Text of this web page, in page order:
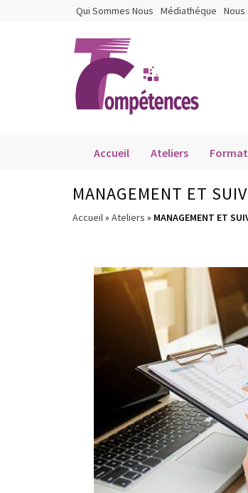
Qui Sommes Nous Médiathéque
Accueil Ateliers
MANAGEMENT ET
Accueil» Ateliers » MANAGEMENT ET